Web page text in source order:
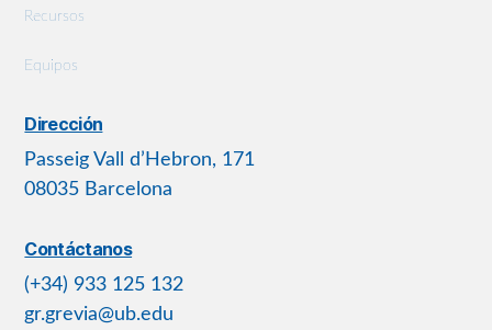
Recursos
Equipos
Dirección
Passeig Vall d’Hebron, 171
08035 Barcelona
Contáctanos
(+34) 933 125 132
gr.grevia@ub.edu